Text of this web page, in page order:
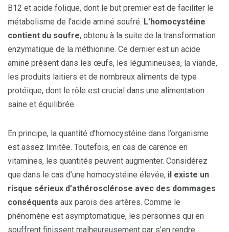
B12 et acide folique, dont le but premier est de faciliter le
métabolisme de l’acide aminé soufré. L’homocystéine
contient du soufre, obtenu à la suite de la transformation
enzymatique de la méthionine. Ce dernier est un acide
aminé présent dans les œufs, les légumineuses, la viande,
les produits laitiers et de nombreux aliments de type
protéique, dont le rôle est crucial dans une alimentation
saine et équilibrée.
En principe, la quantité d’homocystéine dans l’organisme
est assez limitée. Toutefois, en cas de carence en
vitamines, les quantités peuvent augmenter. Considérez
que dans le cas d’une homocystéine élevée, il existe un
risque sérieux d’athérosclérose avec des dommages
conséquents aux parois des artères. Comme le
phénomène est asymptomatique, les personnes qui en
souffrent finissent malheureusement par s’en rendre